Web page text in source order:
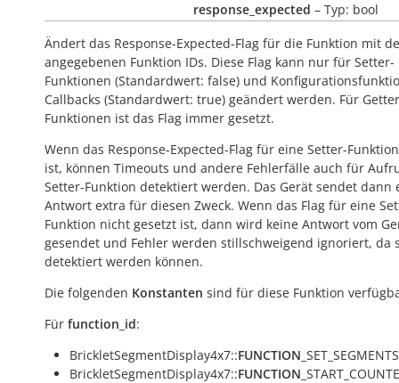
response_expected – Typ: bool
Ändert das Response-Expected-Flag für die Funktion mit
angegebenen Funktion IDs. Diese Flag kann nur für Setter-
Funktionen (Standardwert: false) und
Callbacks (Standardwert: true) geändert werden. Für
Funktionen ist das Flag immer gesetzt.
Wenn das Response-Expected-Flag für eine Setter-
ist, können Timeouts und andere Fehlerfälle auch für
Setter-Funktion detektiert werden. Das Gerät sendet dann
Antwort extra für diesen Zweck. Wenn das Flag für eine
Funktion nicht gesetzt ist, dann wird keine Antwort vom
gesendet und Fehler werden stillschweigend ignoriert, da
detektiert werden können.
Die folgenden Konstanten sind für diese Funktion
Für function_id:
BrickletSegmentDisplay4x7::FUNCTION
BrickletSegmentDisplay4x7::FUNCTION